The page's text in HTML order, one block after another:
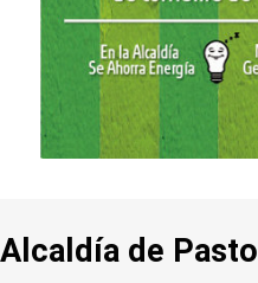
Alcaldía de Pasto